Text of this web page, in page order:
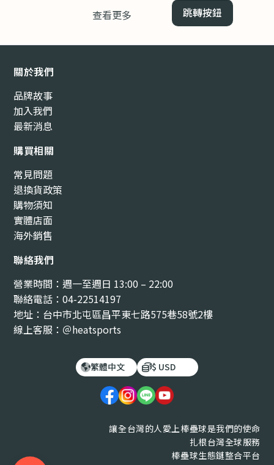
查看更多
跳轉按鈕
關於我們
品牌故事
加入我們
最新消息
購買相關
常見問題
退換貨政策
購物須知
實體店面
海外銷售
聯絡我們
營業時間：週一至週日 13:00 – 22:00
聯絡電話：04-22514197
地址：台中市北屯區昌平東七路575巷58號2樓
線上客服：＠heatsports
繁體中文 $ USD
讓全台灣的人愛上棒壘球是我們的使命
扎根台灣全球服務
棒壘球生態鏈整合平台